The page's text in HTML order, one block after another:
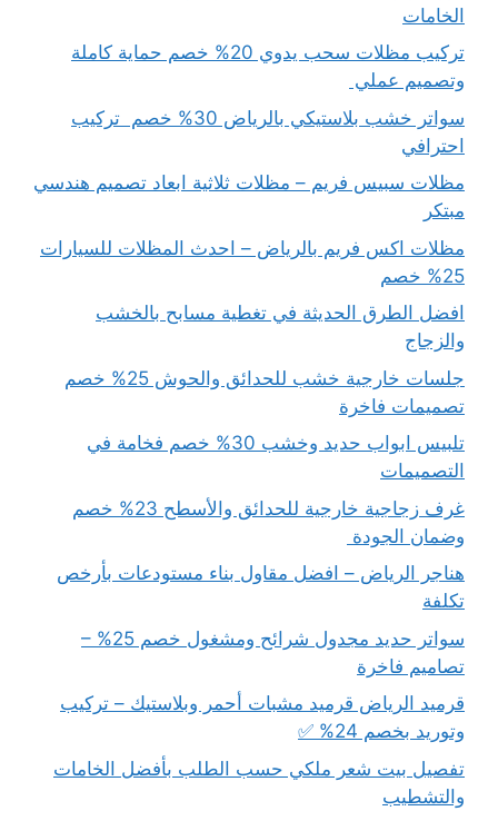
الخامات
تركيب مظلات سحب يدوي 20% خصم حماية كاملة
وتصميم عملي
سواتر خشب بلاستيكي بالرياض 30% خصم تركيب
احترافي
مظلات سبيس فريم – مظلات ثلاثية ابعاد تصميم هندسي
مبتكر
مظلات اكس فريم بالرياض – احدث المظلات للسيارات
25% خصم
افضل الطرق الحديثة في تغطية مسابح بالخشب
والزجاج
جلسات خارجية خشب للحدائق والحوش 25% خصم
تصميمات فاخرة
تلبيس ابواب حديد وخشب 30% خصم فخامة في
التصميمات
غرف زجاجية خارجية للحدائق والأسطح 23% خصم
وضمان الجودة
هناجر الرياض – افضل مقاول بناء مستودعات بأرخص
تكلفة
سواتر حديد مجدول شرائح ومشغول خصم 25% –
تصاميم فاخرة
قرميد الرياض قرميد مشبات أحمر وبلاستيك – تركيب
وتوريد بخصم 24% ✅
تفصيل بيت شعر ملكي حسب الطلب بأفضل الخامات
والتشطيب